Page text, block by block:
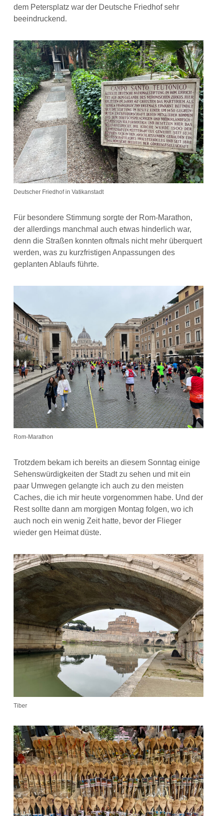
dem Petersplatz war der Deutsche Friedhof sehr
beeindruckend.
Deutscher Friedhof in Vatikanstadt
Für besondere Stimmung sorgte der Rom-Marathon,
der allerdings manchmal auch etwas hinderlich war,
denn die Straßen konnten oftmals nicht mehr überquert
werden, was zu kurzfristigen Anpassungen des
geplanten Ablaufs führte.
Rom-Marathon
Trotzdem bekam ich bereits an diesem Sonntag einige
Sehenswürdigkeiten der Stadt zu sehen und mit ein
paar Umwegen gelangte ich auch zu den meisten
Caches, die ich mir heute vorgenommen habe. Und der
Rest sollte dann am morgigen Montag folgen, wo ich
auch noch ein wenig Zeit hatte, bevor der Flieger
wieder gen Heimat düste.
Tiber